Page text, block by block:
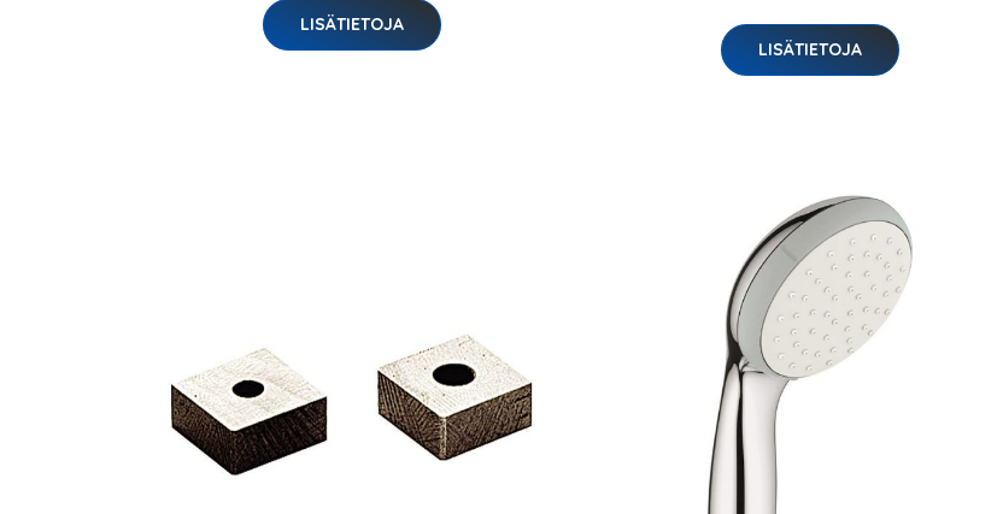
LISÄTIETOJA
LISÄTIETOJA